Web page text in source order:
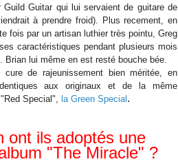
Guitar qui lui servaient de guitare de
à prendre froid). Plus recement, en
fois par un artisan luthier très pointu, Greg
caractéristiques pendant plusieurs mois
lui même en est resté bouche bée.
de rajeunissement bien méritée, en
aux originaux et de la même
Special", la Green Special .
ont ils adoptés une
"The Miracle" ?